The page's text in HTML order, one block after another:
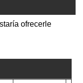
ofrecerle